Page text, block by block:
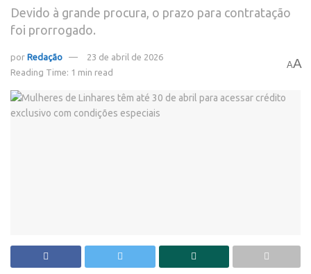
Devido à grande procura, o prazo para contratação
foi prorrogado.
por Redação
23 de abril de 2026
Reading Time: 1 min read
AA